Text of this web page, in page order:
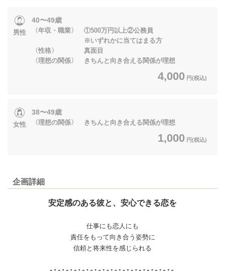
男性
40〜49歳
〈年収・職業〉 ①500万円以上②公務員
※いずれかに当てはまる方
〈性格〉 真面目
〈理想の関係〉 きちんと向き合える関係が理想
4,000 円(税込)
女性
38〜49歳
〈理想の関係〉 きちんと向き合える関係が理想
1,000 円(税込)
企画詳細
安定感のある彼と、安心できる恋を
仕事にも恋人にも
責任をもって向き合う姿勢に
信頼と将来性を感じられる